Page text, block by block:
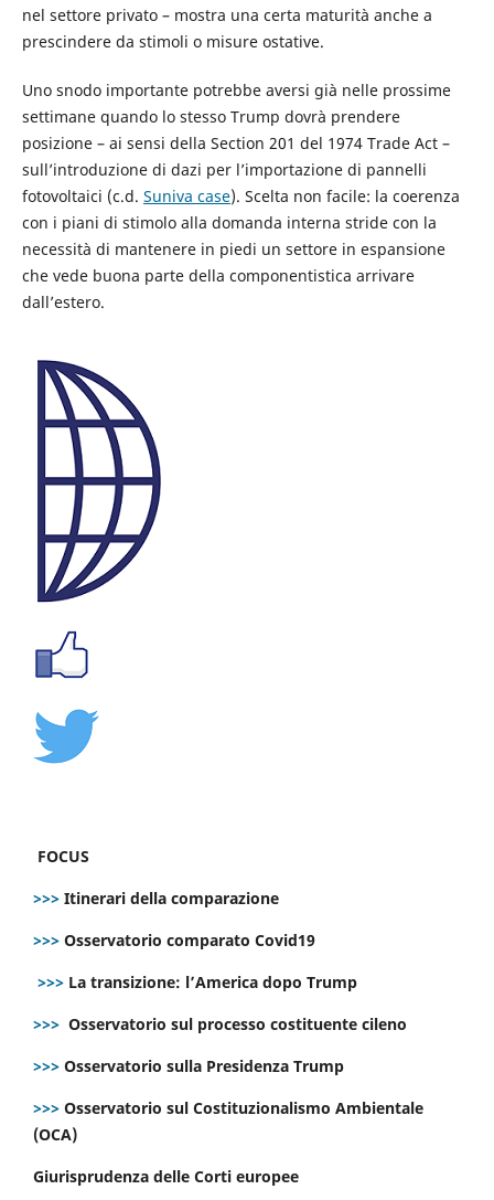
nel settore privato – mostra una certa maturità anche a
prescindere da stimoli o misure ostative.
Uno snodo importante potrebbe aversi già nelle prossime
settimane quando lo stesso Trump dovrà prendere
posizione – ai sensi della Section 201 del 1974 Trade Act –
sull’introduzione di dazi per l’importazione di pannelli
fotovoltaici (c.d. Suniva case). Scelta non facile: la coerenza
con i piani di stimolo alla domanda interna stride con la
necessità di mantenere in piedi un settore in espansione
che vede buona parte della componentistica arrivare
dall’estero.
FOCUS
>>> Itinerari della comparazione
>>> Osservatorio comparato Covid19
>>> La transizione: l’America dopo Trump
>>> Osservatorio sul processo costituente cileno
>>> Osservatorio sulla Presidenza Trump
>>> Osservatorio sul Costituzionalismo Ambientale
(OCA)
Giurisprudenza delle Corti europee